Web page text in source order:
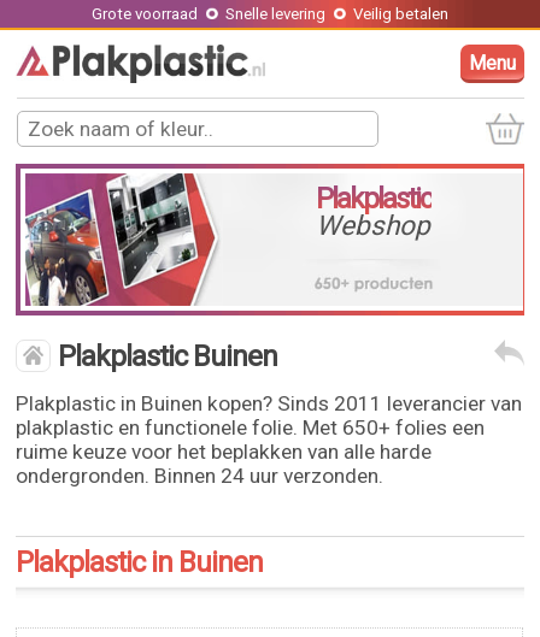
Grote voorraad Snelle levering Veilig betalen
Menu
Plakplastic
Webshop
Plakplastic Buinen
Plakplastic in Buinen kopen? Sinds 2011 leverancier van
plakplastic en functionele folie. Met 650+ folies een
ruime keuze voor het beplakken van alle harde
ondergronden. Binnen 24 uur verzonden.
Plakplastic in Buinen